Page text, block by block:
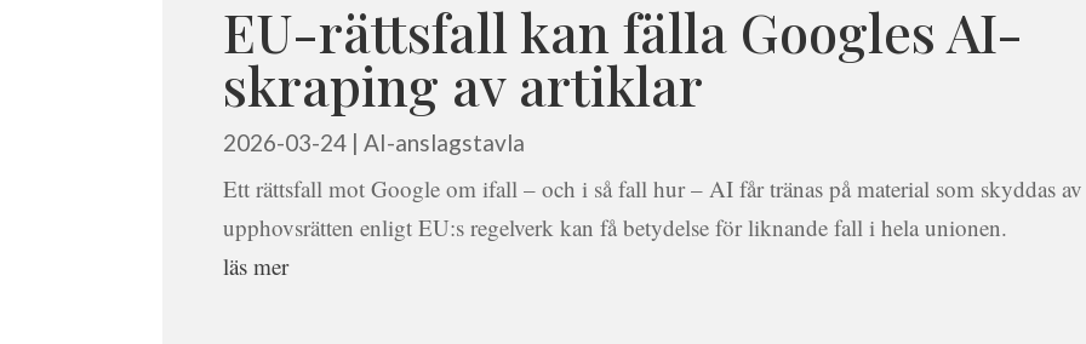
EU-rättsfall kan fälla Googles AI-
skraping av artiklar
2026-03-24 |AI-anslagstavla
Ett rättsfall mot Google om ifall – och i så fall hur – AI får tränas på material som skyddas av
upphovsrätten enligt EU:s regelverk kan få betydelse för liknande fall i hela unionen.
läs mer